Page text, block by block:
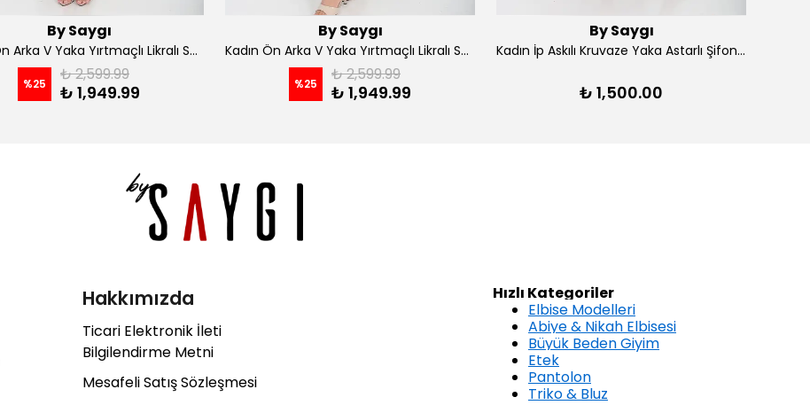
By Saygı
Kadın Ön Arka V Yaka Yırtmaçlı Likralı Scuba Midi Elbise - Siyah
%25 ₺ 2,599.99
₺ 1,949.99
By Saygı
Kadın Ön Arka V Yaka Yırtmaçlı Likralı Scuba Midi Elbise - Lacivert
%25 ₺ 2,599.99
₺ 1,949.99
By Saygı
Kadın İp Askılı Kruvaze Yaka Astarlı Şifon Kloş Midi Elbise - Kırmızı
₺ 1,500.00
Hakkımızda
Ticari Elektronik İleti
Bilgilendirme Metni
Mesafeli Satış Sözleşmesi
Hızlı Kategoriler
Elbise Modelleri
Abiye & Nikah Elbisesi
Büyük Beden Giyim
Etek
Pantolon
Triko & Bluz